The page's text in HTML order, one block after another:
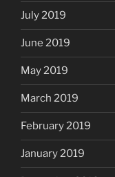
July 2019
June 2019
May 2019
March 2019
February 2019
January 2019